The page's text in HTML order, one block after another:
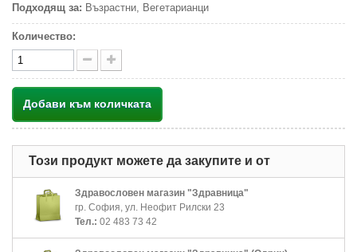
Подходящ за: Възрастни, Вегетарианци
Количество:
Добави към количката
Този продукт можете да закупите и от
Здравословен магазин "Здравница"
гр. София, ул. Неофит Рилски 23
Тел.: 02 483 73 42